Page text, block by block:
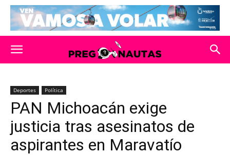
Deportes Política
PAN Michoacán exige
justicia tras asesinatos de
aspirantes en Maravatío